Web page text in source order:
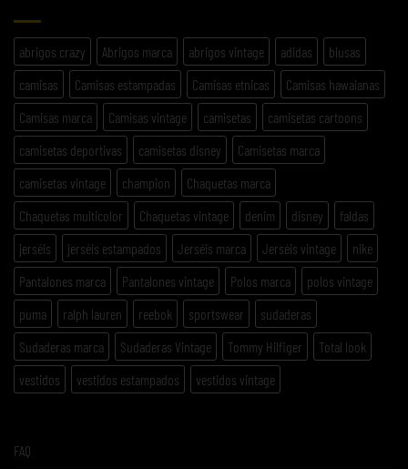
abrigos crazy Abrigos marca abrigos vintage adidas
blusas
camisas
Camisas estampadas Camisas etnicas
Camisas hawaianas
Camisas marca
Camisas vintage camisetas
camisetas cartoons
camisetas deportivas
camisetas disney
Camisetas marca
camisetas vintage
champion
Chaquetas marca
Chaquetas multicolor
Chaquetas vintage denim disney
faldas
jerséis
jerséis estampados Jerséis marca Jerséis vintage
nike
Pantalones marca
Pantalones vintage Polos marca
polos vintage
puma
ralph lauren reebok sportswear
sudaderas
Sudaderas marca
Sudaderas Vintage Tommy Hilfiger
Total look
vestidos
vestidos estampados vestidos vintage
FAQ